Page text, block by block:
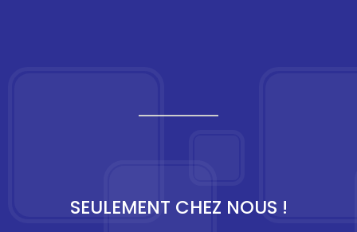
SEULEMENT CHEZ NOUS !